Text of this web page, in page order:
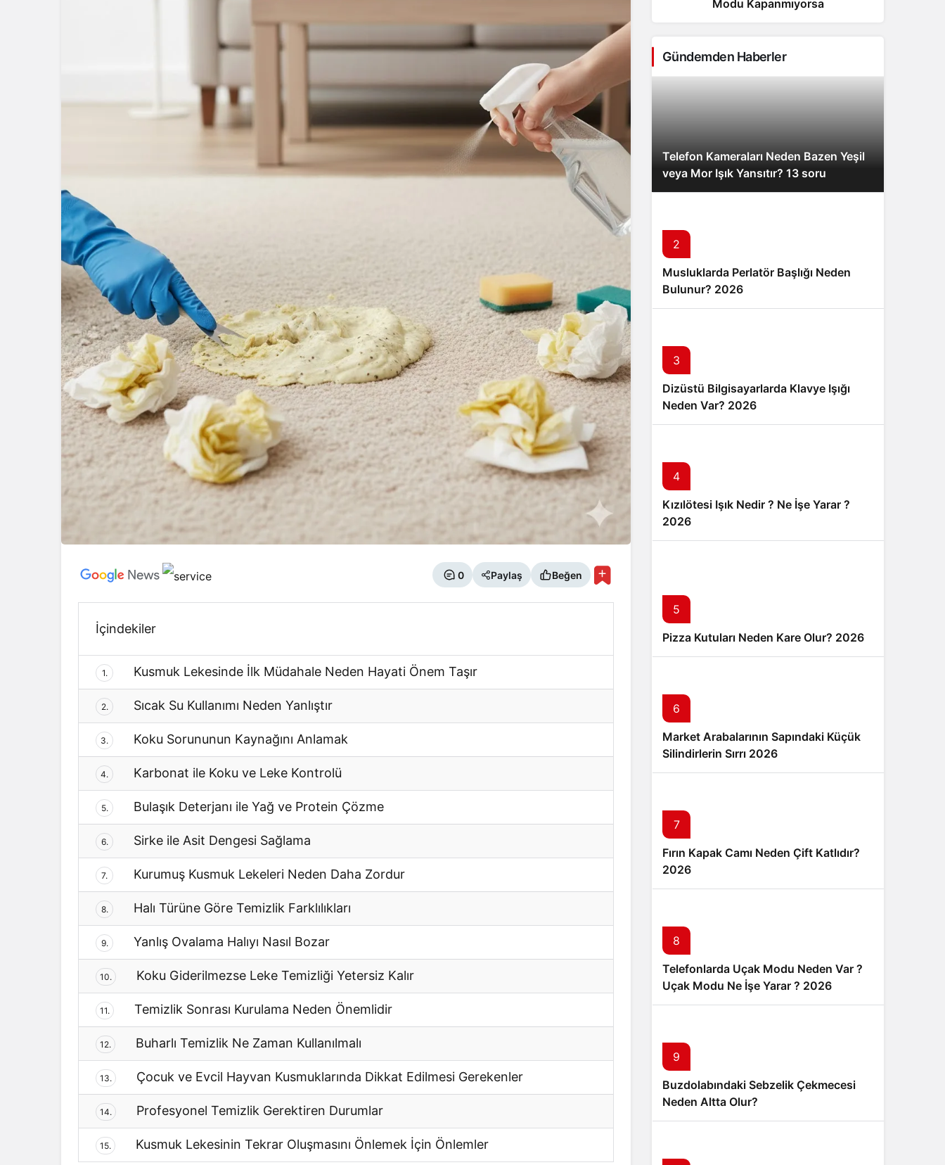
Sistem Modu
0 Paylaş Beğen
İçindekiler
1. Kusmuk Lekesinde İlk Müdahale Neden Hayati Önem Taşır
2. Sıcak Su Kullanımı Neden Yanlıştır
3. Koku Sorununun Kaynağını Anlamak
4. Karbonat ile Koku ve Leke Kontrolü
5. Bulaşık Deterjanı ile Yağ ve Protein Çözme
6. Sirke ile Asit Dengesi Sağlama
7. Kurumuş Kusmuk Lekeleri Neden Daha Zordur
8. Halı Türüne Göre Temizlik Farklılıkları
9. Yanlış Ovalama Halıyı Nasıl Bozar
10. Koku Giderilmezse Leke Temizliği Yetersiz Kalır
11. Temizlik Sonrası Kurulama Neden Önemlidir
12. Buharlı Temizlik Ne Zaman Kullanılmalı
13. Çocuk ve Evcil Hayvan Kusmuklarında Dikkat Edilmesi Gerekenler
14. Profesyonel Temizlik Gerektiren Durumlar
15. Kusmuk Lekesinin Tekrar Oluşmasını Önlemek İçin Önlemler
Modu Kapanmıyorsa
Gündemden Haberler
Telefon Kameraları Neden Bazen Yeşil
veya Mor Işık Yansıtır? 13 soru
2
Musluklarda Perlatör Başlığı Neden
Bulunur? 2026
3
Dizüstü Bilgisayarlarda Klavye Işığı
Neden Var? 2026
4
Kızılötesi Işık Nedir ? Ne İşe Yarar ?
2026
5
Pizza Kutuları Neden Kare Olur? 2026
6
Market Arabalarının Sapındaki Küçük
Silindirlerin Sırrı 2026
7
Fırın Kapak Camı Neden Çift Katlıdır?
2026
8
Telefonlarda Uçak Modu Neden Var ?
Uçak Modu Ne İşe Yarar ? 2026
9
Buzdolabındaki Sebzelik Çekmecesi
Neden Altta Olur?